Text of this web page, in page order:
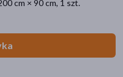
cm × 90 cm, 1 szt.